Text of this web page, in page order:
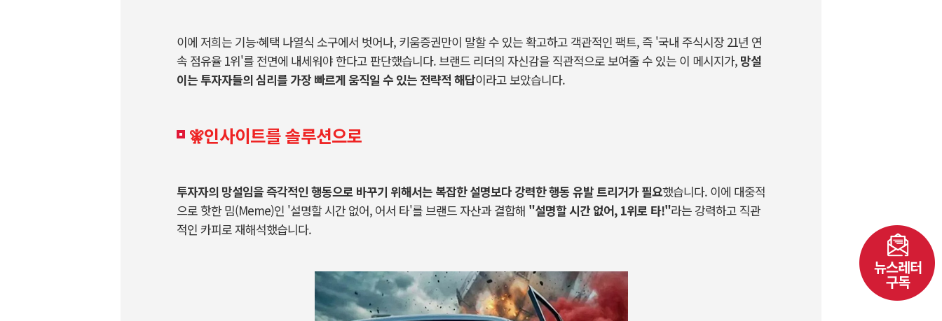
이에 저희는 기능·혜택 나열식 소구에서 벗어나, 키움증권만이 말할 수 있는 확고하고 객관적인 팩트, 즉 '국내 주식시장 21년 연
속 점유율 1위'를 전면에 내세워야 한다고 판단했습니다. 브랜드 리더의 자신감을 직관적으로 보여줄 수 있는 이 메시지가, 망설
이는 투자자들의 심리를 가장 빠르게 움직일 수 있는 전략적 해답이라고 보았습니다.
🧚‍인사이트를솔루션으로
투자자의 망설임을 즉각적인 행동으로 바꾸기 위해서는 복잡한 설명보다 강력한 행동 유발 트리거가 필요했습니다. 이에 대중적
으로 핫한 밈(Meme)인 '설명할 시간 없어, 어서 타'를 브랜드 자산과 결합해 "설명할 시간 없어, 1위로 타!"라는 강력하고 직관
적인 카피로 재해석했습니다.